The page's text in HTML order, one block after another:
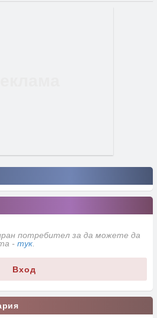
потребител за да можете да
- тук
Вход